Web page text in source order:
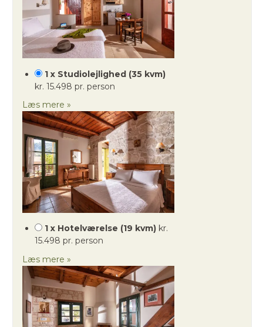
1 x Studiolejlighed (35 kvm)
kr. 15.498 pr. person
Læs mere »
1 x Hotelværelse (19 kvm) kr.
15.498 pr. person
Læs mere »